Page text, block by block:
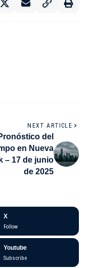
NEXT ARTICLE
del
en Nueva
– 17 de junio
de 2025
X
Follow
Youtube
Subscribe